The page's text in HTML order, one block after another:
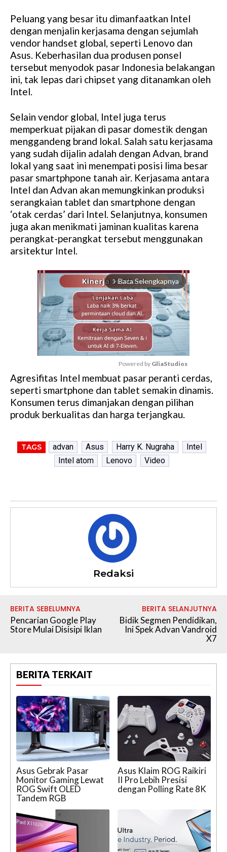
Peluang yang besar itu dimanfaatkan Intel
dengan menjalin kerjasama dengan sejumlah
vendor handset global, seperti Lenovo dan
Asus. Keberhasilan dua produsen ponsel
tersebut menyodok pasar Indonesia belakangan
ini, tak lepas dari chipset yang ditanamkan oleh
Intel.
Selain vendor global, Intel juga terus
memperkuat pijakan di pasar domestik dengan
menggandeng brand lokal. Salah satu kerjasama
yang sudah dijalin adalah dengan Advan, brand
lokal yang saat ini menempati posisi lima besar
pasar smartphpone tanah air. Kerjasama antara
Intel dan Advan akan memungkinkan produksi
serangkaian tablet dan smartphone dengan
‘otak cerdas’ dari Intel. Selanjutnya, konsumen
juga akan menikmati jaminan kualitas karena
perangkat-perangkat tersebut menggunakan
arsitektur Intel.
arrow_forward_ios Baca Selengkapnya
M
u
t
e
Powered by GliaStudios
Agresifitas Intel membuat pasar peranti cerdas,
seperti smartphone dan tablet semakin dinamis.
Konsumen terus dimanjakan dengan pilihan
produk berkualitas dan harga terjangkau.
TAGS advan Asus Harry K. Nugraha
Intel
Intel atom
Lenovo Video
Redaksi
BERITA SEBELUMNYA
Pencarian Google Play
Store Mulai Disisipi Iklan
BERITA SELANJUTNYA
Bidik Segmen Pendidikan,
Ini Spek Advan Vandroid
X7
BERITA TERKAIT
Asus Gebrak Pasar
Monitor Gaming Lewat
ROG Swift OLED
Tandem RGB
Asus Klaim ROG Raikiri
II Pro Lebih Presisi
dengan Polling Rate 8K